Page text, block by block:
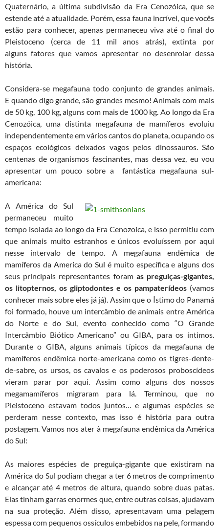
Quaternário, a última subdivisão da Era Cenozóica, que se
estende até a atualidade. Porém, essa fauna incrível, que vocês
estão para conhecer, apenas permaneceu viva até o final do
Pleistoceno (cerca de 11 mil anos atrás), extinta por
alguns fatores que vamos apresentar no desenrolar dessa
história.
Considera-se megafauna todo conjunto de grandes animais.
E quando digo grande, são grandes mesmo! Animais com mais
de 50 kg, 100 kg, alguns com mais de 1000 kg. Ao longo da Era
Cenozóica, uma distinta megafauna de mamíferos evoluiu
independentemente em vários cantos do planeta, ocupando os
espaços ecológicos deixados vagos pelos dinossauros. São
centenas de organismos fascinantes, mas dessa vez, eu vou
apresentar um pouco sobre a fantástica megafauna sul-
americana:
A América do Sul
permaneceu muito
tempo isolada ao longo da Era Cenozoica, e isso permitiu com
que animais muito estranhos e únicos evoluíssem por aqui
nesse intervalo de tempo. A megafauna endêmica de
mamíferos da America do Sul é muito específica e alguns dos
seus principais representantes foram as preguiças-gigantes,
os litopternos, os gliptodontes e os pampaterídeos (vamos
conhecer mais sobre eles já já). Assim que o Ístimo do Panamá
foi formado, houve um intercâmbio de animais entre América
do Norte e do Sul, evento conhecido como “O Grande
Intercâmbio Biótico Americano” ou GIBA, para os íntimos.
Durante o GIBA, alguns animais típicos da megafauna de
mamíferos endêmica norte-americana como os tigres-dente-
de-sabre, os ursos, os cavalos e os poderosos proboscídeos
vieram parar por aqui. Assim como alguns dos nossos
megamamíferos migraram para lá. Terminou, que no
Pleistoceno estavam todos juntos… e algumas espécies se
perderam nesse contexto, mas isso é história para outra
postagem. Vamos nos ater à megafauna endêmica da América
do Sul:
As maiores espécies de preguiça-gigante que existiram na
América do Sul podiam chegar a ter 6 metros de comprimento
e alcançar até 4 metros de altura, quando sobre duas patas.
Elas tinham garras enormes que, entre outras coisas, ajudavam
na sua proteção. Além disso, apresentavam uma pelagem
espessa com pequenos ossículos embebidos na pele, formando